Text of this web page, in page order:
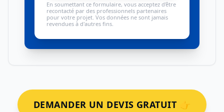
En soumettant ce formulaire, vous acceptez d'être
recontacté par des professionnels partenaires
pour votre projet. Vos données ne sont jamais
revendues à d'autres fins.
DEMANDER UN DEVIS GRATUIT 👉